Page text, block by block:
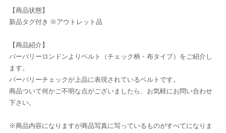
【商品状態】
新品タグ付き ※アウトレット品
【商品紹介】
バーバリーロンドンよりベルト（チェック柄・布タイプ）をご紹介し
ます。
バーバリーチェックが上品に表現されているベルトです。
商品ついて何かご不明な点がございましたら、お気軽にお問い合わせ
下さい。
※商品内容になりますが商品写真に写っているものがすべてになりま